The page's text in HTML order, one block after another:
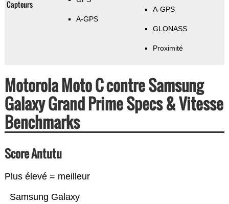
Capteurs
A-GPS
A-GPS
GLONASS
Proximité
Motorola Moto C contre Samsung
Galaxy Grand Prime Specs & Vitesse
Benchmarks
Score Antutu
Plus élevé = meilleur
Samsung Galaxy